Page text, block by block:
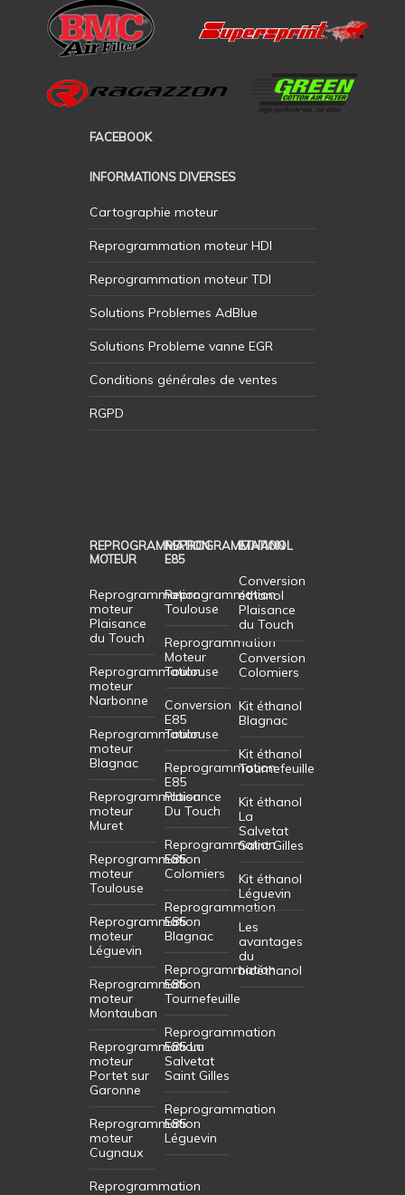
FACEBOOK
INFORMATIONS DIVERSES
Cartographie moteur
Reprogrammation moteur HDI
Reprogrammation moteur TDI
Solutions Problemes AdBlue
Solutions Probleme vanne EGR
Conditions générales de ventes
RGPD
REPROGRAMMATION
MOTEUR
Reprogrammation
moteur
Plaisance
du Touch
Reprogrammation
moteur
Narbonne
Reprogrammation
moteur
Blagnac
Reprogrammation
moteur
Muret
Reprogrammation
moteur
Toulouse
Reprogrammation
moteur
Léguevin
Reprogrammation
moteur
Montauban
Reprogrammation
moteur
Portet sur
Garonne
Reprogrammation
moteur
Cugnaux
Reprogrammation
REPROGRAMMATION
E85
Reprogrammation
Toulouse
Reprogrammation
Moteur
Toulouse
Conversion
E85
Toulouse
Reprogrammation
E85
Plaisance
Du Touch
Reprogrammation
E85
Colomiers
Reprogrammation
E85
Blagnac
Reprogrammation
E85
Tournefeuille
Reprogrammation
E85 La
Salvetat
Saint Gilles
Reprogrammation
E85
Léguevin
ETHANOL
Conversion
éthanol
Plaisance
du Touch
Conversion
Colomiers
Kit éthanol
Blagnac
Kit éthanol
Tournefeuille
Kit éthanol
La
Salvetat
Saint Gilles
Kit éthanol
Léguevin
Les
avantages
du
bioéthanol